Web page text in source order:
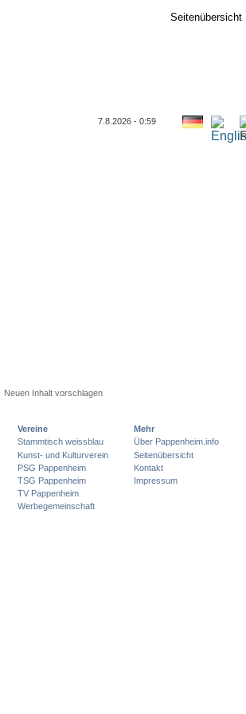
Seitenübersicht|
7.8.2026 - 0:59
Neuen Inhalt vorschlagen
Vereine
Stammtisch weissblau
Kunst- und Kulturverein
PSG Pappenheim
TSG Pappenheim
TV Pappenheim
Werbegemeinschaft
Mehr
Über Pappenheim.info
Seitenübersicht
Kontakt
Impressum